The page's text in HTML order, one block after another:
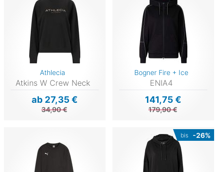
Athlecia
Atkins W Crew Neck
ab 27,35 €
34,90 €
Bogner Fire + Ice
ENIA4
141,75 €
179,90 €
bis -26%